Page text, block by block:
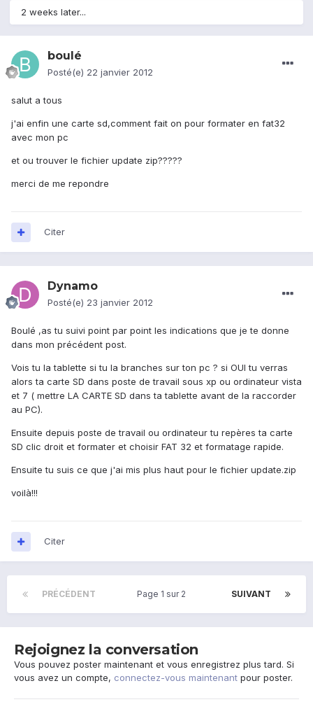
2 weeks later...
boulé
Posté(e) 22 janvier 2012
salut a tous
j'ai enfin une carte sd,comment fait on pour formater en fat32
avec mon pc
et ou trouver le fichier update zip?????
merci de me repondre
Citer
Dynamo
Posté(e) 23 janvier 2012
Boulé ,as tu suivi point par point les indications que je te donne
dans mon précédent post.
Vois tu la tablette si tu la branches sur ton pc ? si OUI tu verras
alors ta carte SD dans poste de travail sous xp ou ordinateur vista
et 7 ( mettre LA CARTE SD dans ta tablette avant de la raccorder
au PC).
Ensuite depuis poste de travail ou ordinateur tu repères ta carte
SD clic droit et formater et choisir FAT 32 et formatage rapide.
Ensuite tu suis ce que j'ai mis plus haut pour le fichier update.zip
voilà!!!
Citer
PRÉCÉDENT SUIVANT
Page 1 sur 2
Rejoignez la conversation
Vous pouvez poster maintenant et vous enregistrez plus tard. Si
vous avez un compte, connectez-vous maintenant pour poster.